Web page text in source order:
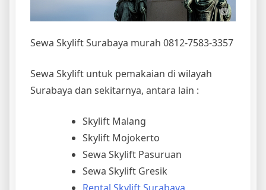
Sewa Skylift Surabaya murah 0812-7583-3357
Sewa Skylift untuk pemakaian di wilayah
Surabaya dan sekitarnya, antara lain :
Skylift Malang
Skylift Mojokerto
Sewa Skylift Pasuruan
Sewa Skylift Gresik